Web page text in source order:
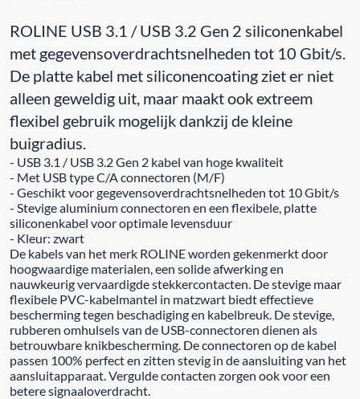
ROLINE USB 3.1 / USB 3.2 Gen 2 siliconenkabel
met gegevensoverdrachtsnelheden tot 10 Gbit/s.
De platte kabel met siliconencoating ziet er niet
alleen geweldig uit, maar maakt ook extreem
flexibel gebruik mogelijk dankzij de kleine
buigradius.
- USB 3.1 / USB 3.2 Gen 2 kabel van hoge kwaliteit
- Met USB type C/A connectoren (M/F)
- Geschikt voor gegevensoverdrachtsnelheden tot 10 Gbit/s
- Stevige aluminium connectoren en een flexibele, platte
siliconenkabel voor optimale levensduur
- Kleur: zwart
De kabels van het merk ROLINE worden gekenmerkt door
hoogwaardige materialen, een solide afwerking en
nauwkeurig vervaardigde stekkercontacten. De stevige maar
flexibele PVC-kabelmantel in matzwart biedt effectieve
bescherming tegen beschadiging en kabelbreuk. De stevige,
rubberen omhulsels van de USB-connectoren dienen als
betrouwbare knikbescherming. De connectoren op de kabel
passen 100% perfect en zitten stevig in de aansluiting van het
aansluitapparaat. Vergulde contacten zorgen ook voor een
betere signaaloverdracht.